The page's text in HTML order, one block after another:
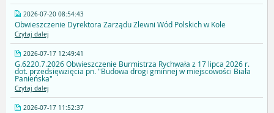
2026-07-20 08:54:43
Obwieszczenie Dyrektora Zarządu Zlewni Wód Polskich w Kole
Czytaj dalej
2026-07-17 12:49:41
G.6220.7.2026 Obwieszczenie Burmistrza Rychwała z 17 lipca 2026 r.
dot. przedsięwzięcia pn. "Budowa drogi gminnej w miejscowości Biała
Panieńska"
Czytaj dalej
2026-07-17 11:52:37